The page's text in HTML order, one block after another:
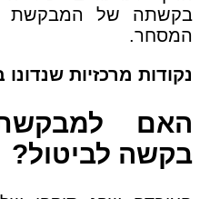
בקשתה של המבקשת
המסחר.
נקודות מרכזיות
האם
בקשה לביטול?